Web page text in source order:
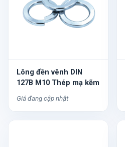
Lông đền vênh DIN
127B M10 Thép mạ kẽm
Giá đang cập nhật